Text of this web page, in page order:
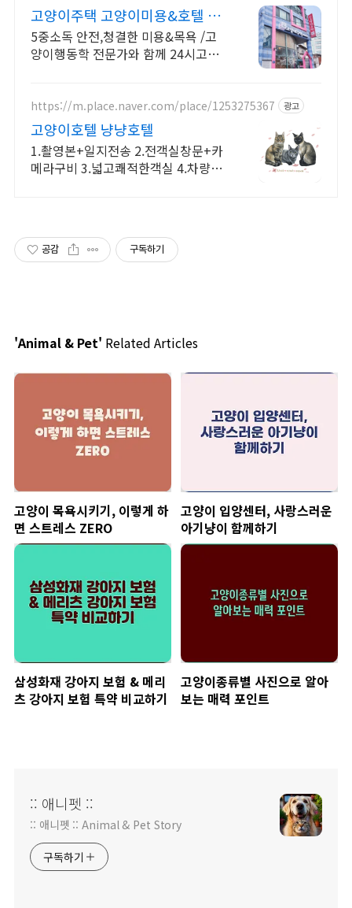
고양이주택 고양이미용&호텔 반
려동물행동학 전문가
5중소독 안전,청결한 미용&목욕 /고
양이행동학 전문가와 함께 24시고양
https://m.place.naver.com/place/1253275367 광고
고양이호텔 냥냥호텔
1.촬영본+일지전송 2.전객실창문+카
메라구비 3.넓고쾌적한객실 4.차량서
공감 구독하기
'Animal & Pet' Related Articles
고양이 목욕시키기, 이렇게 하
면 스트레스 ZERO
고양이 입양센터, 사랑스러운
아기냥이 함께하기
삼성화재 강아지 보험 & 메리
츠 강아지 보험 특약 비교하기
고양이종류별 사진으로 알아
보는 매력 포인트
:: 애니펫 ::
:: 애니펫 :: Animal & Pet Story
구독하기